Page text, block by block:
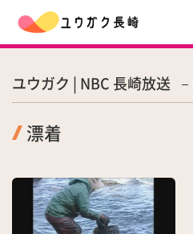
ユウガク | NBC 長崎放送
漂着